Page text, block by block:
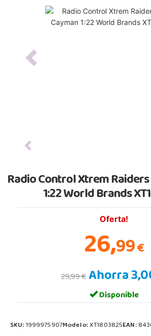
Previous
Previous
Radio Control Xtrem
1:22 World Brands
Oferta!
26,99€
29,99 €Ahorra
Disponible
SKU:1999975907Modelo:XT1803825EAN: